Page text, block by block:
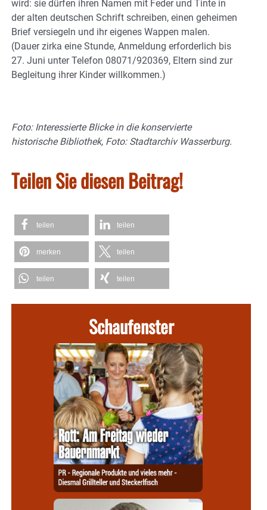
wird: sie dürfen ihren Namen mit Feder und Tinte in
der alten deutschen Schrift schreiben, einen geheimen
Brief versiegeln und ihr eigenes Wappen malen.
(Dauer zirka eine Stunde, Anmeldung erforderlich bis
27. Juni unter Telefon 08071/920369, Eltern sind zur
Begleitung ihrer Kinder willkommen.)
Foto: Interessierte Blicke in die konservierte
historische Bibliothek, Foto: Stadtarchiv Wasserburg.
Teilen Sie diesen Beitrag!
teilen teilen
merken teilen
teilen teilen
Schaufenster